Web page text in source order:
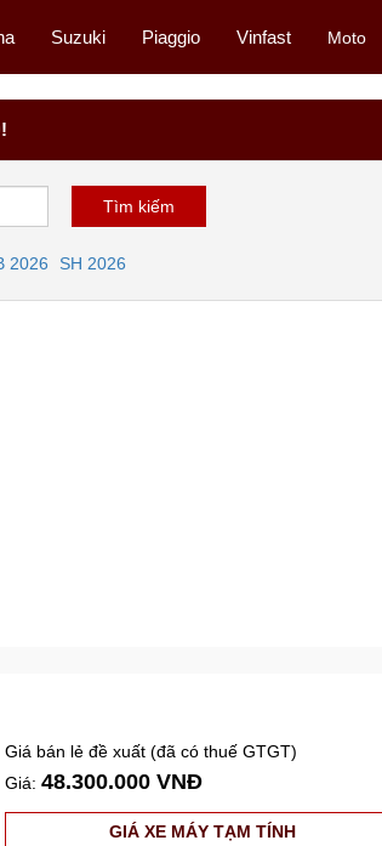
Suzuki Piaggio Vinfast Moto
2026 SH 2026
Giá bán lẻ đề xuất (đã có thuế GTGT)
Giá:48.300.000 VNĐ
GIÁ XE MÁY TẠM TÍNH